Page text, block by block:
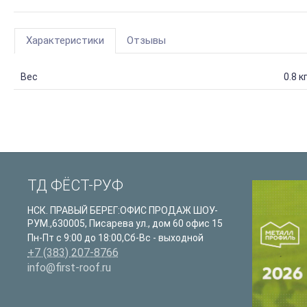
Характеристики Отзывы
Вес 0.8 кг
ТД ФЁСТ-РУФ
НСК. ПРАВЫЙ БЕРЕГ:ОФИС ПРОДАЖ ШОУ-
РУМ.,630005, Писарева ул., дом 60 офис 15
Пн-Пт с 9:00 до 18:00,Сб-Вс - выходной
+7 (383) 207-8766
info@first-roof.ru